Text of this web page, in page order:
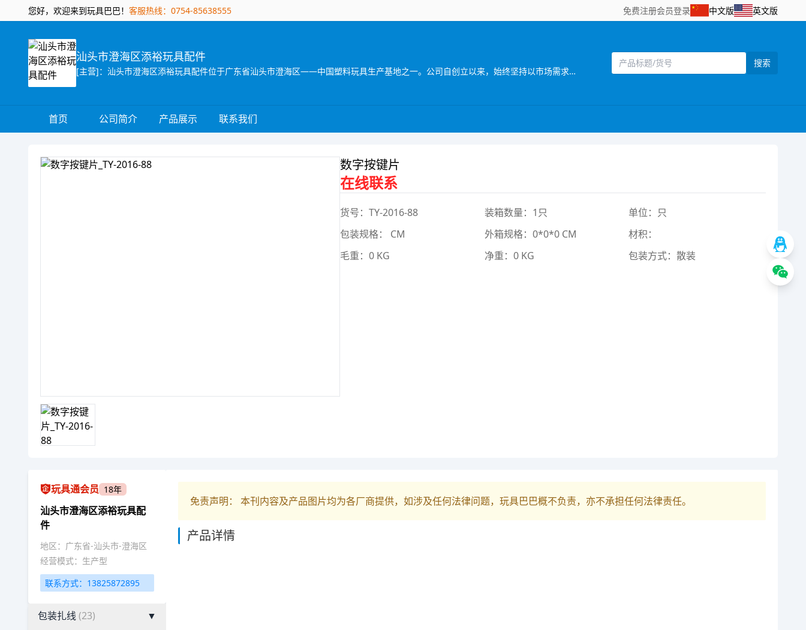
您好，欢迎来到玩具巴巴！ 客服热线：0754-85638555 免费注册会员登录 中文版 英文版
汕头市澄海区添裕玩具配件
[主营]：汕头市澄海区添裕玩具配件位于广东省汕头市澄海区——中国塑料玩具生产基地之一。公司自创立以来，始终坚持以市场需求为主导，以产品质量为企业生命，研发创新以科技含量较高的产品为目标，以设计独特，功能齐全的产品特色，参与市场竞争。同时，公司还拥有一批熟悉玩具产品贸易业务、精通外贸英语的高素质业务人员，配备有电脑网络等现代化办公设施，为贸易全过程提供了优质高效的服务，受到了各地贸易伙伴的高度评价。公司一贯奉行“质量第一，诚信立业”的经营理念，确保产品符合相关的质量标准和客户要求。深受广大客户的信赖和欢迎。公司业务正蒸蒸日上。 公司本着“勇于开拓，不断创新，诚信务实，客户至上，质量第一，追求卓著”的企业理念，严格控制产品质量，不断改进创新，确保产品符合相关质量标准和客户要求，凭借自身优势及准确的市场定位，使产品更具吸引力和趣味性，倍受客户好评。以诚为本、平等合作的经营宗旨，深受各商家，消费者的信任及赞誉。“创造、技术、品质”是本公司面向21世纪的口号。 展望未来，我们正以饱满的热情，昂扬的姿态，积极致力玩具新产品的开发，全面提高企业管理层次，把公司建设成为规模化的现代化科技企业。 汕头市澄海区添裕玩具配件欢迎海内外客商到我网站浏览、查询、订购;欢迎到公司展厅直接选购!“让客户得到最满意的产品”， 竭诚希望与各海内外客户建立长期友好的合作。互惠互利，携手共创辉煌明天!
搜索
首页 公司简介 产品展示 联系我们
数字按键片
在线联系
货号：TY-2016-88 装箱数量：1只
单位：只
包装规格： CM
外箱规格：0*0*0 CM
材积：
毛重：0 KG
净重：0 KG 包装方式：散装
玩具通会员 18年
汕头市澄海区添裕玩具配
件
地区：广东省-汕头市-澄海区
经营模式：生产型
联系方式：13825872895
包装扎线(23)
▼
免责声明： 本刊内容及产品图片均为各厂商提供，如涉及任何法律问题，玩具巴巴概不负责，亦不承担任何法律责任。
产品详情